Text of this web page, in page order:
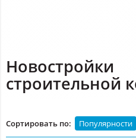
Новостройки
строительной
Сортировать по: Популярности